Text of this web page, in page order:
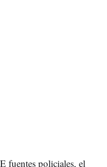
fuentes policiales, el